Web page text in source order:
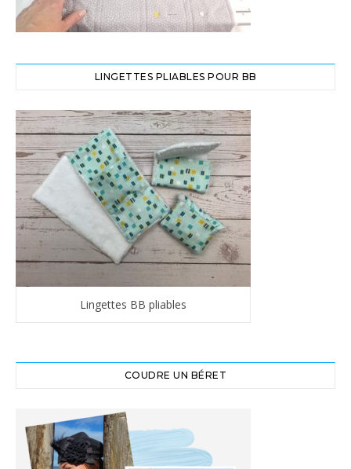
LINGETTES PLIABLES POUR BB
Lingettes BB pliables
COUDRE UN BÉRET